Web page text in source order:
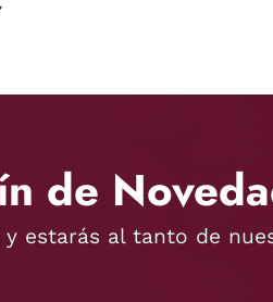
de
y estarás al tanto de